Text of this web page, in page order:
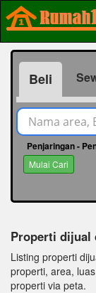
Beli
Penjaringan -
Mulai Cari
Properti dijual
Listing properti
properti, area,
properti via peta.